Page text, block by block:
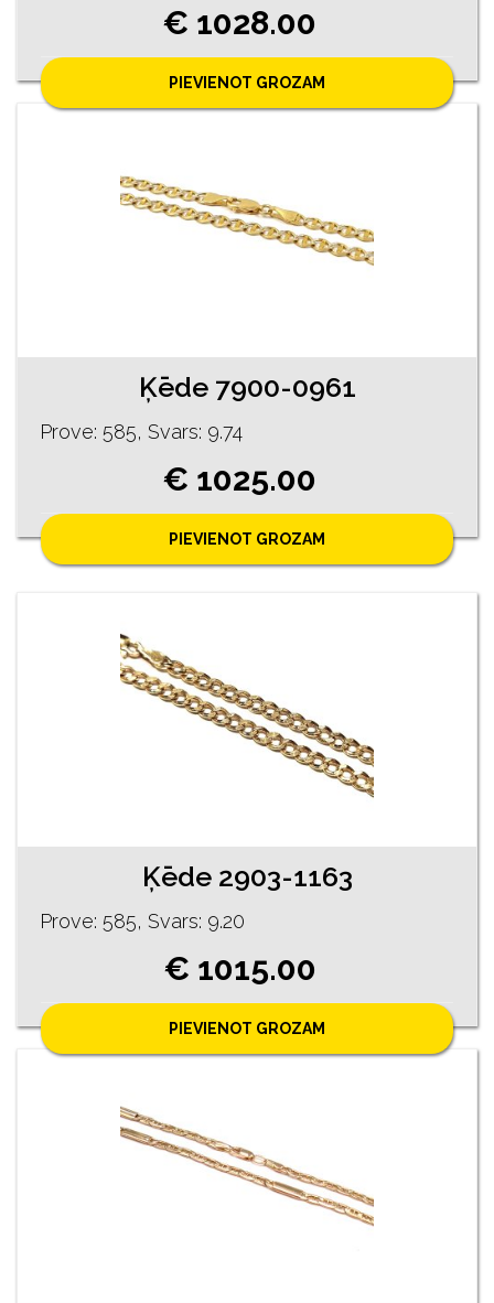
€ 1028.00
PIEVIENOT GROZAM
Ķēde 7900-0961
Prove: 585, Svars: 9.74
€ 1025.00
PIEVIENOT GROZAM
Ķēde 2903-1163
Prove: 585, Svars: 9.20
€ 1015.00
PIEVIENOT GROZAM